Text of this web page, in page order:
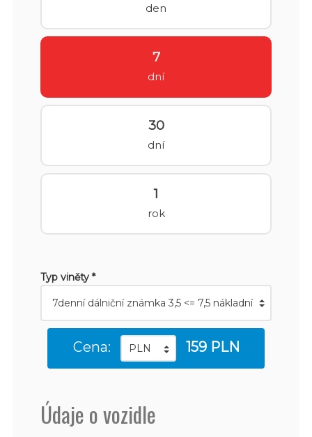
den
7
dní
30
dní
1
rok
Typ viněty *
Cena: 159 PLN
Údaje o vozidle